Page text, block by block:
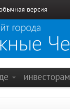
версия
инвесторам